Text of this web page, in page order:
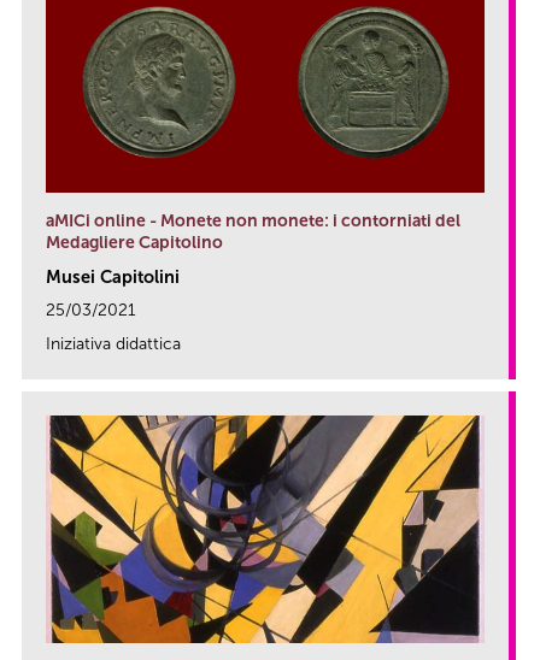
aMICi online - Monete non monete: i contorniati del
Medagliere Capitolino
Musei Capitolini
25/03/2021
Iniziativa didattica